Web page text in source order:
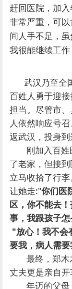
赶回医院，加入
非常严重， 可以
间人手不足，
我很能继续工作
武汉乃至全
百姓人勇于迎
担当。尽管市
人依然响应号
返武汉，投身
刚加入百姓
了老家，但接
立马收拾了行
让她走:"你们医
区，你不能去！
事，我跟孩子
"放心！我不会
要我，病人需
最终，郑木
丈夫更是亲自开
年迈的父母